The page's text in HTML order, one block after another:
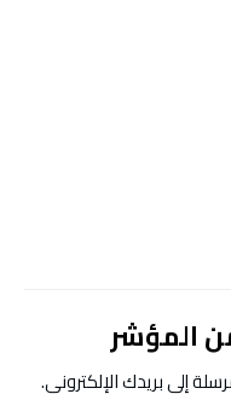
المؤشر
إلى بريدك الإلكتروني.